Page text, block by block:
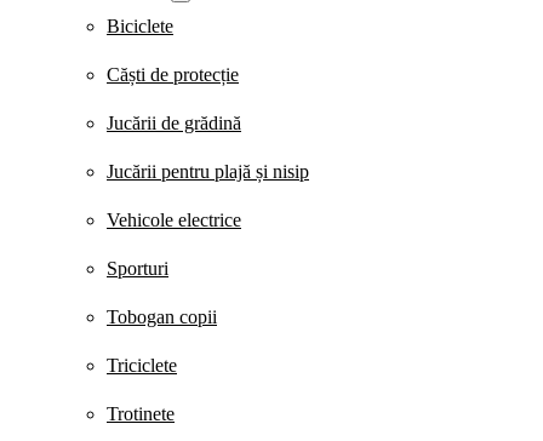
Biciclete
Căști de protecție
Jucării de grădină
Jucării pentru plajă și nisip
Vehicole electrice
Sporturi
Tobogan copii
Triciclete
Trotinete